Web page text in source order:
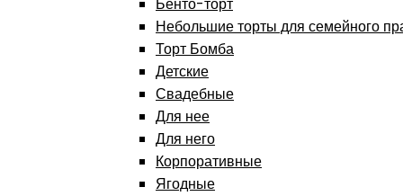
Бенто-торт
Небольшие торты для семейного
Торт Бомба
Детские
Свадебные
Для нее
Для него
Корпоративные
Ягодные